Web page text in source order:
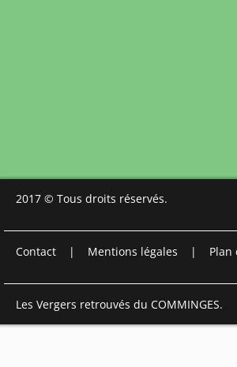
2017 © Tous droits réservés.
Contact | Mentions légales | Plan
Les Vergers retrouvés du COMMINGES.